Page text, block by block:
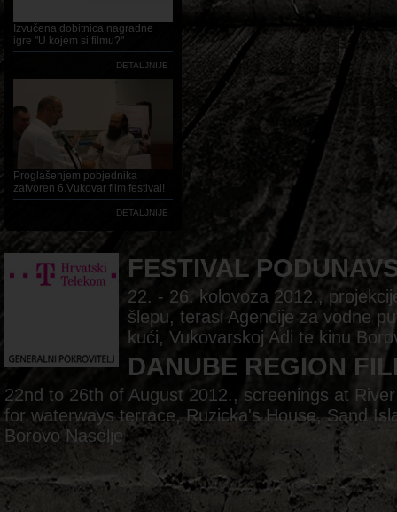
Izvučena dobitnica nagradne
igre "U kojem si filmu?"
DETALJNIJE
Proglašenjem pobjednika
zatvoren 6.Vukovar film festival!
DETALJNIJE
FESTIVAL
22. - 26. kolovoza 2012.,
šlepu, terasi Agencije za vodne
kući, Vukovarskoj Adi te kinu
DANUBE REGION
22nd to 26th of August 2012., screenings at
for waterways terrace, Ruzicka's House, Sand
Borovo Naselje